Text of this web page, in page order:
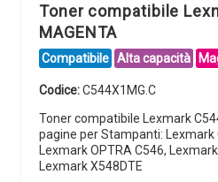
Toner compatibile
MAGENTA
Compatibile Alta capacità
Codice:C544X1MG.C
Toner compatibile Lexmark
pagine per Stampanti: Lexmark
Lexmark OPTRA C546,
Lexmark X548DTE